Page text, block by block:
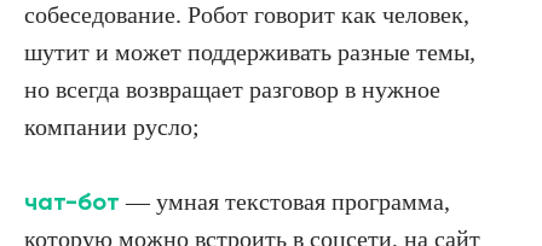
собеседование. Робот говорит как человек,
шутит и может поддерживать разные темы,
но всегда возвращает разговор в нужное
компании русло;
чат-бот — умная текстовая программа,
которую можно встроить в соцсети, на сайт